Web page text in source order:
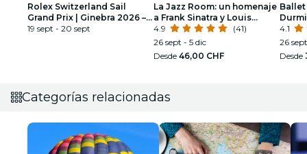
Rolex Switzerland Sail
Grand Prix | Ginebra 2026 –
Boletos de un solo día
19 sept - 20 sept
La Jazz Room: un homenaje
a Frank Sinatra y Louis
Armstrong
4.9
(41)
26 sept - 5 dic
Desde 46,00 CHF
Ballet
4.1
26
Desde
Categorías relacionadas